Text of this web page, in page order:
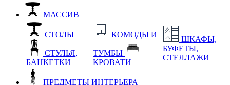
МАССИВ
СТОЛЫ
СТУЛЬЯ,
БАНКЕТКИ
КОМОДЫ И
ТУМБЫ
КРОВАТИ
ШКАФЫ,
БУФЕТЫ,
СТЕЛЛАЖИ
ПРЕДМЕТЫ ИНТЕРЬЕРА